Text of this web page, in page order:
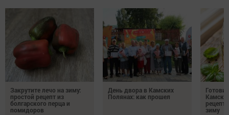
Закрутите лечо на зиму:
простой рецепт из
болгарского перца и
помидоров
День двора в Камских
Полянах: как прошел
зиму